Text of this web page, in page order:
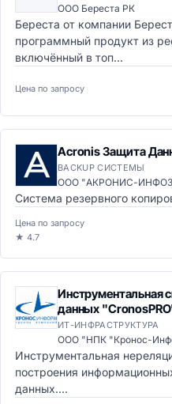
ООО Береста РК
Береста от компании
программный продукт из
включённый в топ...
Цена по запросу
Acronis Защита
BACKUP СИСТЕМЫ
ООО "АКРОНИС-
Система резервного
Цена по запросу
★ 4.7
Инструментальная
данных
ИТ-ИНФРАСТРУКТУРА
ООО "НПК "Кронос-
Инструментальная
построения
данных....